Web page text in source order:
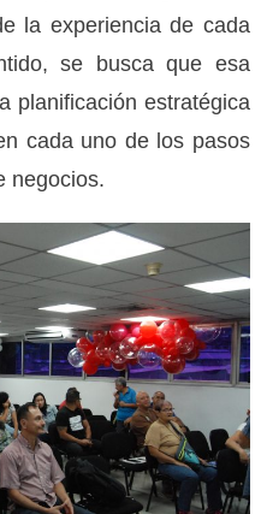
la experiencia de cada
se busca que esa
planificación estratégica
cada uno de los pasos
negocios.